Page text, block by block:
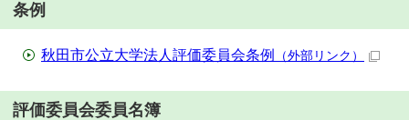
条例
秋田市公立大学法人評価委員会条例 （外部リンク）
評価委員会委員名簿